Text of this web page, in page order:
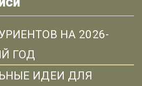
НА 2026-
ГОД
ИДЕИ ДЛЯ